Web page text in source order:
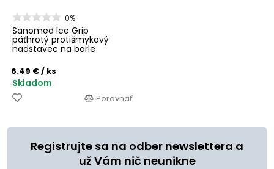
0%
Sanomed Ice Grip
päťhrotý protišmykový
nadstavec na barle
6.49 €/ ks
Skladom
Porovnať
Registrujte sa na odber newslettera a
už Vám nič neunikne